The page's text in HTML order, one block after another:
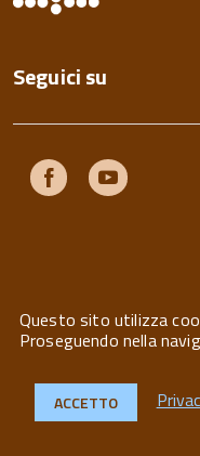
Questo sito utilizza
Proseguendo nella
ACCETTO
Seguici su
Facebook
Privacy Note legali